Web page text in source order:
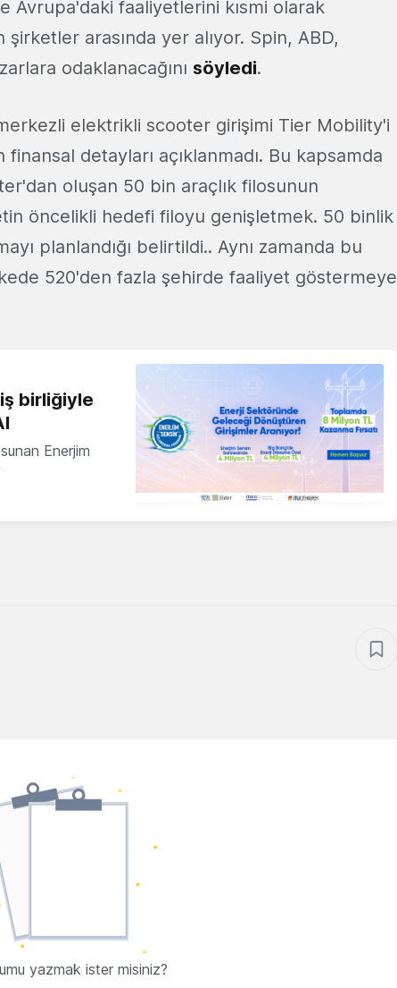
Avrupa'daki faaliyetlerini kısmi olarak
şirketler arasında yer alıyor. Spin, ABD,
odaklanacağını söyledi.
elektrikli scooter girişimi Tier Mobility'i
finansal detayları açıklanmadı. Bu kapsamda
oluşan 50 bin araçlık filosunun
öncelikli hedefi filoyu genişletmek. 50 binlik
planlandığı belirtildi.. Aynı zamanda bu
520'den fazla şehirde faaliyet göstermeye
birliğiyle
Enerjim
yazmak ister misiniz?